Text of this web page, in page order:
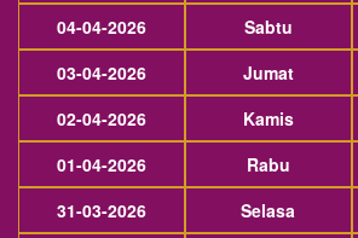
04-04-2026
Sabtu
03-04-2026
Jumat
02-04-2026
Kamis
01-04-2026
Rabu
31-03-2026
Selasa